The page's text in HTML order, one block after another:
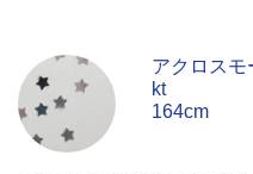
アクロスモ
kt
164cm